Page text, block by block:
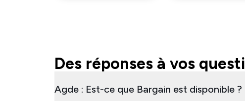
Des réponses à vos
Agde : Est-ce que Bargain est disponible ?